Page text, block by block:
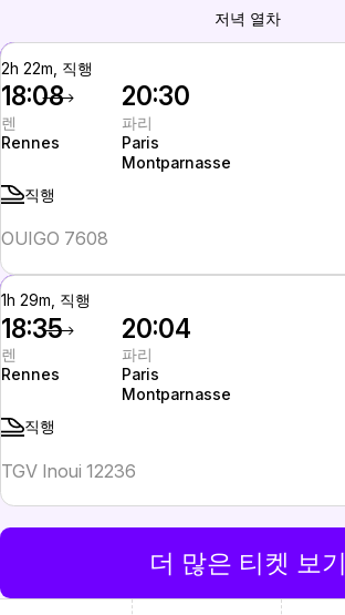
저녁 열차
2h 22m, 직행
18:08
렌
Rennes
20:30
파리
Paris
Montparnasse
직행
OUIGO 7608
1h 29m, 직행
18:35
렌
Rennes
20:04
파리
Paris
Montparnasse
직행
TGV Inoui 12236
더 많은 티켓 보기